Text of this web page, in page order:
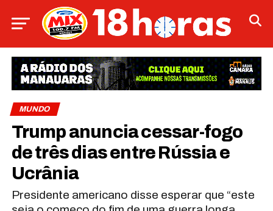
MUNDO
Trump anuncia cessar-fogo
de três dias entre Rússia e
Ucrânia
Presidente americano disse esperar que “este